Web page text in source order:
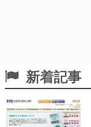
新着記事